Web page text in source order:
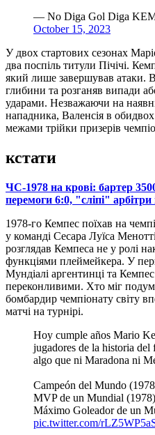
— No Diga Gol Diga
October 15, 2023
У двох стартових сезонах
два поспіль титули Пічічі.
який лише завершував атаки.
глибини та розганяв випади
ударами. Незважаючи на
нападника, Валенсія в
межами трійки призерів
кстати
ЧС-1978 на крові: бартер
перемоги 6:0, "сліпі"
1978-го Кемпес поїхав на
у команді Сесара Луїса
розглядав Кемпеса не у ролі
функціями плеймейкера. У
Мундіалі аргентинці та
переконливими. Хто міг
бомбардир чемпіонату світу
матчі на турнірі.
Hoy cumple años Mario
jugadores de la historia
algo que ni Maradona ni
Campeón del Mundo
MVP de un Mundial
Máximo Goleador de un
pic.twitter.com/